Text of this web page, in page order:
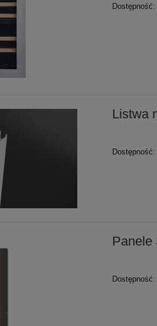
Dostępność:
Listwa
Dostępność:
Panele
Dostępność: